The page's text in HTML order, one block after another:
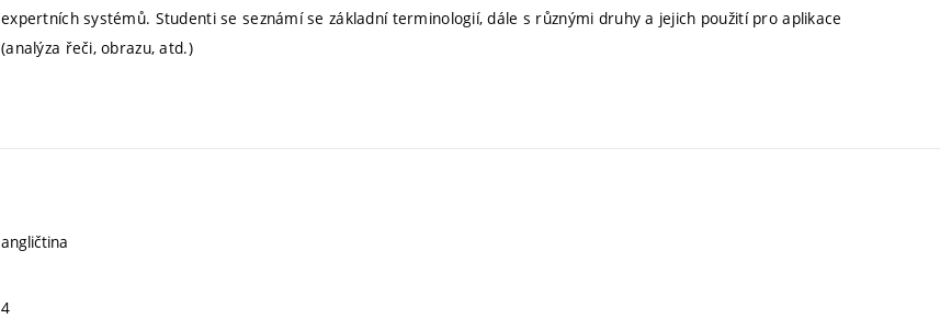
expertních systémů. Studenti se seznámí se základní terminologií, dále s různými druhy a jejich použití pro aplikace
(analýza řeči, obrazu, atd.)
angličtina
4